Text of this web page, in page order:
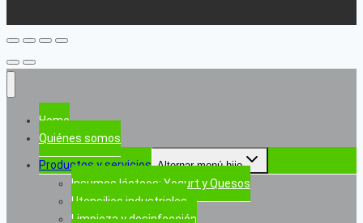
Home
Quiénes somos
Productos y servicios Alternar menú hijo
Insumos lácteos: Yogurt y Quesos
Utensilios industriales
Limpieza y desinfección